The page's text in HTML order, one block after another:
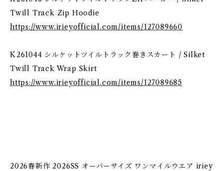
Twill Track Zip Hoodie
https://www.irieyofficial.com/items/127089660
K261044 シルケットツイルトラック巻きスカート / Silket
Twill Track Wrap Skirt
https://www.irieyofficial.com/items/127089685
2026春新作 2026SS オーバーサイズ ワンマイルウエア iriey